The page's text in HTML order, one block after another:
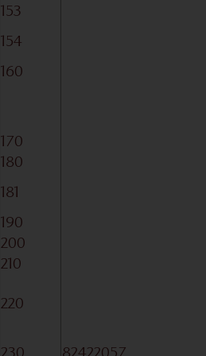
153
154
160
170
180
181
190
200
210
220